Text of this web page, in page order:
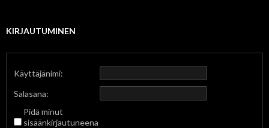
KIRJAUTUMINEN
Käyttäjänimi:
Salasana:
Pidä minut
sisäänkirjautuneena